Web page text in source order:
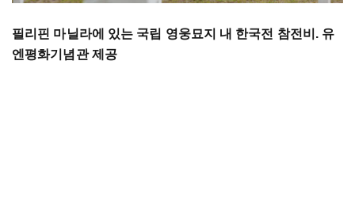
필리핀 마닐라에 있는 국립 영웅묘지 내 한국전 참전비. 유
엔평화기념관 제공